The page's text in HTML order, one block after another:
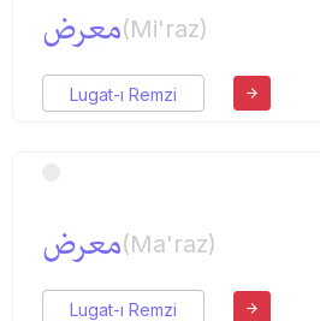
معرض(Mi'raz)
Lugat-ı Remzi
معرض(Ma'raz)
Lugat-ı Remzi